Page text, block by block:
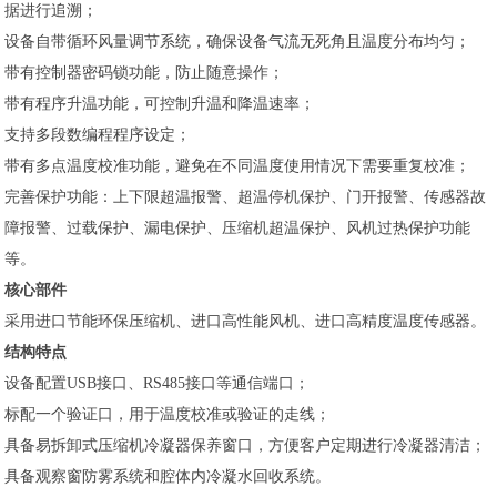
据进行追溯；
设备自带循环风量调节系统，确保设备气流无死角且温度分布均匀；
带有控制器密码锁功能，防止随意操作；
带有程序升温功能，可控制升温和降温速率；
支持多段数编程程序设定；
带有多点温度校准功能，避免在不同温度使用情况下需要重复校准；
完善保护功能：上下限超温报警、超温停机保护、门开报警、传感器故
障报警、过载保护、漏电保护、压缩机超温保护、风机过热保护功能
等。
核心部件
采用进口节能环保压缩机、进口高性能风机、进口高精度温度传感器。
结构特点
设备配置USB接口、RS485接口等通信端口；
标配一个验证口，用于温度校准或验证的走线；
具备易拆卸式压缩机冷凝器保养窗口，方便客户定期进行冷凝器清洁；
具备观察窗防雾系统和腔体内冷凝水回收系统。